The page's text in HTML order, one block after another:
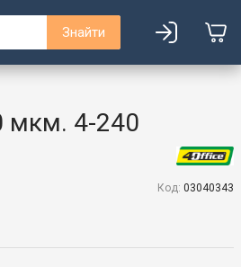
Знайти
мкм. 4-240
Код: 03040343